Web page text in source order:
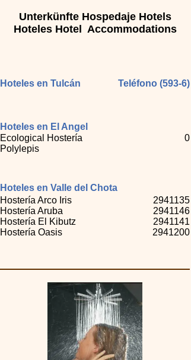
Unterkünfte Hospedaje Hotels
Hoteles Hotel Accommodations
Teléfono (593-6)
2941135
2941146
2941141
2941200
Hoteles en Tulcán
Hoteles en El Angel
Ecological Hostería
Polylepis
Hostería Arco Iris
Hostería Aruba
Hostería El Kibutz
Hostería Oasis
Hoteles en Valle del Chota
0